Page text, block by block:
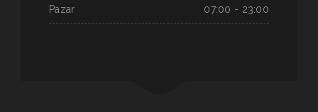
Pazar 07:00 - 23:00